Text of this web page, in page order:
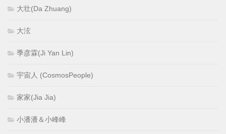
大壮(Da Zhuang)
大泫
季彦霖(Ji Yan Lin)
宇宙人 (CosmosPeople)
家家(Jia Jia)
小潘潘＆小峰峰